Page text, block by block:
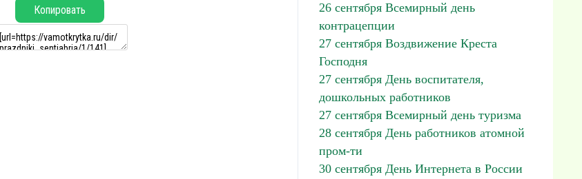
Копировать
26 сентября Всемирный день
контрацепции
27 сентября Воздвижение Креста
Господня
27 сентября День воспитателя,
дошкольных работников
27 сентября Всемирный день туризма
28 сентября День работников атомной
пром-ти
30 сентября День Интернета в России